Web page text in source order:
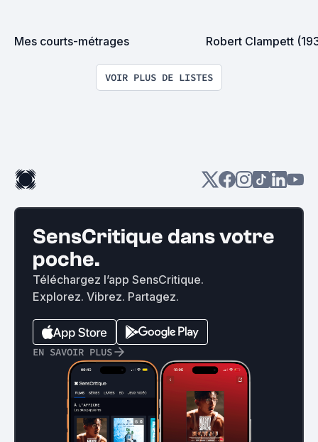
Mes courts-métrages Robert Clampett
VOIR PLUS DE LISTES
SensCritique dans votre
poche.
Téléchargez l’app SensCritique.
Explorez. Vibrez. Partagez.
EN SAVOIR PLUS